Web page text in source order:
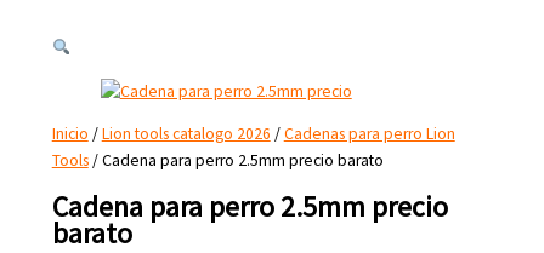
Inicio /Lion tools catalogo 2026 /Cadenas para perro Lion
Tools/ Cadena para perro 2.5mm precio barato
Cadena para perro 2.5mm precio
barato